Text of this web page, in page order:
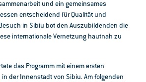
und ein gemeinsames
entscheidend für Qualität und
in Sibiu bot den Auszubildenden die
internationale Vernetzung hautnah zu
das Programm mit einem ersten
der Innenstadt von Sibiu. Am folgenden